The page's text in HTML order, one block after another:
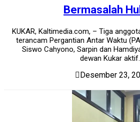
Bermasalah
KUKAR, Kaltimedia.com, – Tiga
terancam Pergantian Antar Waktu
Siswo Cahyono, Sarpin dan
dewan Kukar
Desember 23,